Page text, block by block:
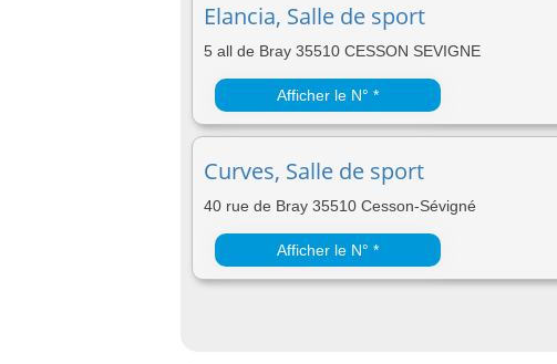
Elancia, Salle de sport
5 all de Bray 35510 CESSON SEVIGNE
Afficher le N° *
Curves, Salle de sport
40 rue de Bray 35510 Cesson-Sévigné
Afficher le N° *